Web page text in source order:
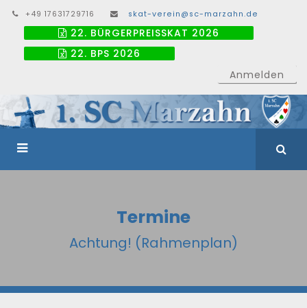
+49 17631729716 skat-verein@sc-marzahn.de
22. BÜRGERPREISSKAT 2026
22. BPS 2026
Anmelden
Termine
Achtung! (Rahmenplan)